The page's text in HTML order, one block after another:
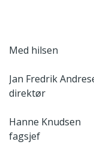
Med hilsen
Jan Fredrik
direktør
Hanne Knudsen
fagsjef